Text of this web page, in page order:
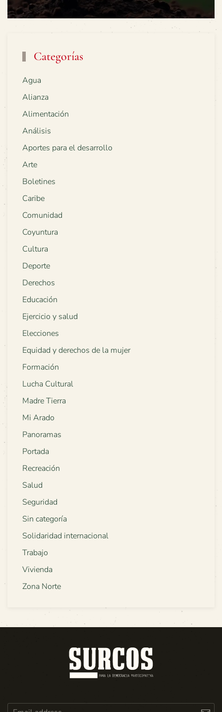
Categorías
Agua
Alianza
Alimentación
Análisis
Aportes para el desarrollo
Arte
Boletines
Caribe
Comunidad
Coyuntura
Cultura
Deporte
Derechos
Educación
Ejercicio y salud
Elecciones
Equidad y derechos de la mujer
Formación
Lucha Cultural
Madre Tierra
Mi Arado
Panoramas
Portada
Recreación
Salud
Seguridad
Sin categoría
Solidaridad internacional
Trabajo
Vivienda
Zona Norte